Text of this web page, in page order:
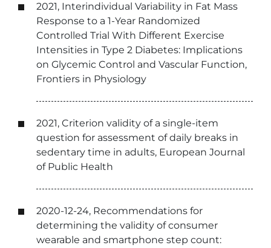
2021, Interindividual Variability in Fat Mass
Response to a 1-Year Randomized
Controlled Trial With Different Exercise
Intensities in Type 2 Diabetes: Implications
on Glycemic Control and Vascular Function,
Frontiers in Physiology
2021, Criterion validity of a single-item
question for assessment of daily breaks in
sedentary time in adults, European Journal
of Public Health
2020-12-24, Recommendations for
determining the validity of consumer
wearable and smartphone step count: